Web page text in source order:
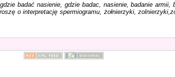
badać nasienie, gdzie badac, nasienie, badanie
o interpretację spermiogramu, żołnierzyki,